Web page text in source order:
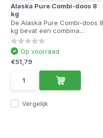
Alaska Pure Combi-doos 8
kg
De Alaska Pure Combi-doos 8
kg bevat een combina...
Vergelijk
Op voorraad
€51,79